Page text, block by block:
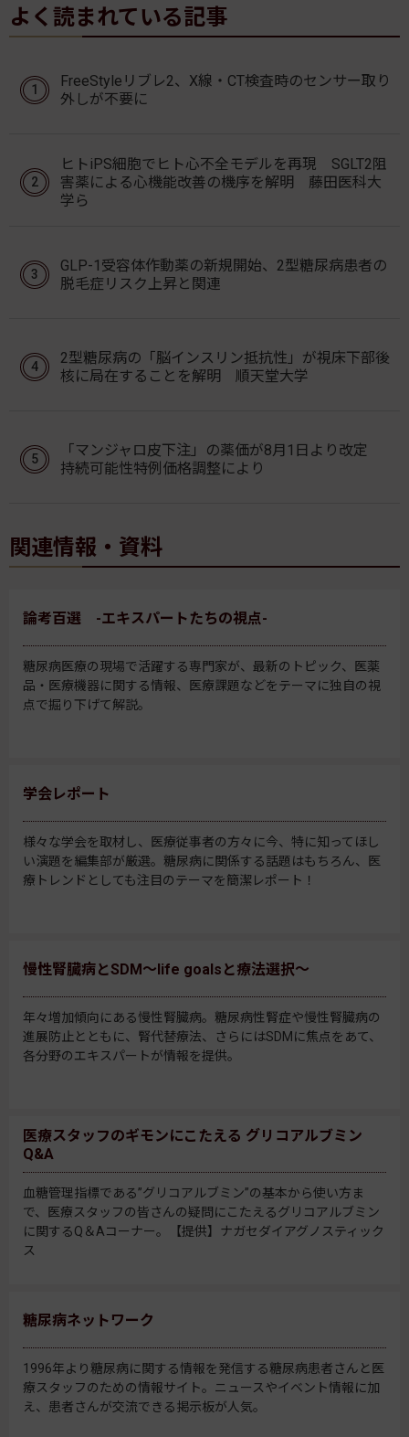
よく読まれている記事
FreeStyleリブレ2、X線・CT検査時のセンサー取り
外しが不要に
ヒトiPS細胞でヒト心不全モデルを再現 SGLT2阻
害薬による心機能改善の機序を解明 藤田医科大
学ら
GLP-1受容体作動薬の新規開始、2型糖尿病患者の
脱毛症リスク上昇と関連
2型糖尿病の「脳インスリン抵抗性」が視床下部後
核に局在することを解明 順天堂大学
「マンジャロ皮下注」の薬価が8月1日より改定
持続可能性特例価格調整により
関連情報・資料
論考百選 -エキスパートたちの視点-
糖尿病医療の現場で活躍する専門家が、最新のトピック、医薬
品・医療機器に関する情報、医療課題などをテーマに独自の視
点で掘り下げて解説。
学会レポート
様々な学会を取材し、医療従事者の方々に今、特に知ってほし
い演題を編集部が厳選。糖尿病に関係する話題はもちろん、医
療トレンドとしても注目のテーマを簡潔レポート！
慢性腎臓病とSDM～life goalsと療法選択～
年々増加傾向にある慢性腎臓病。糖尿病性腎症や慢性腎臓病の
進展防止とともに、腎代替療法、さらにはSDMに焦点をあて、
各分野のエキスパートが情報を提供。
医療スタッフのギモンにこたえる グリコアルブミン
Q&A
血糖管理指標である”グリコアルブミン”の基本から使い方ま
で、医療スタッフの皆さんの疑問にこたえるグリコアルブミン
に関するQ＆Aコーナー。【提供】ナガセダイアグノスティック
ス
糖尿病ネットワーク
1996年より糖尿病に関する情報を発信する糖尿病患者さんと医
療スタッフのための情報サイト。ニュースやイベント情報に加
え、患者さんが交流できる掲示板が人気。